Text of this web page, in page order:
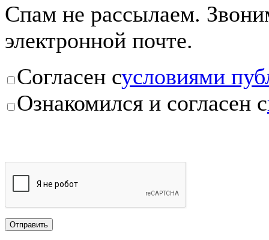
Спам не рассылаем.
электронной почте.
Согласен сусловиями
Ознакомился и согласен с